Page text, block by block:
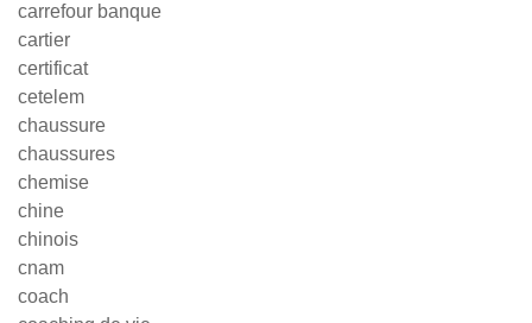
carrefour banque
cartier
certificat
cetelem
chaussure
chaussures
chemise
chine
chinois
cnam
coach